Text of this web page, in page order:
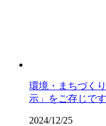
環境・まちづくり
示」をご存じで
2024/12/25